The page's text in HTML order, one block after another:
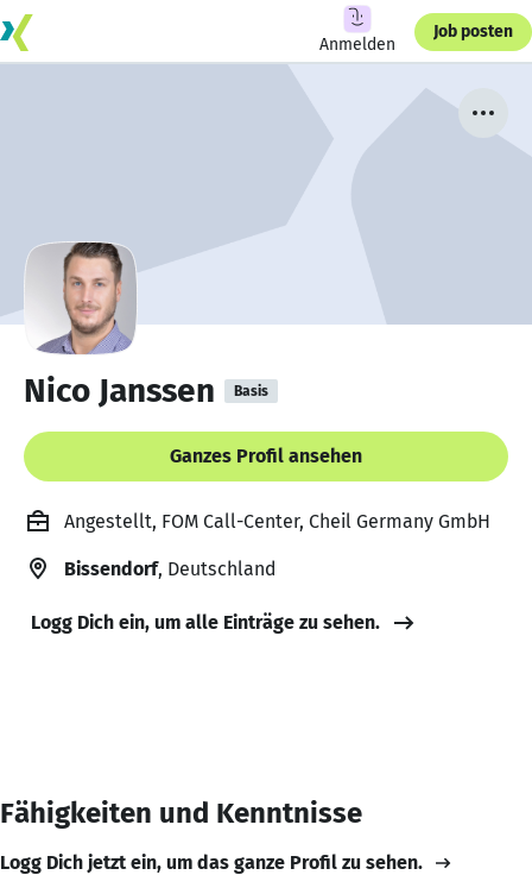
Anmelden
Job posten
Nico Janssen Basis
Ganzes Profil ansehen
Angestellt, FOM Call-Center, Cheil Germany GmbH
Bissendorf, Deutschland
Logg Dich ein, um alle Einträge zu sehen.
Fähigkeiten und Kenntnisse
Logg Dich jetzt ein, um das ganze Profil zu sehen.